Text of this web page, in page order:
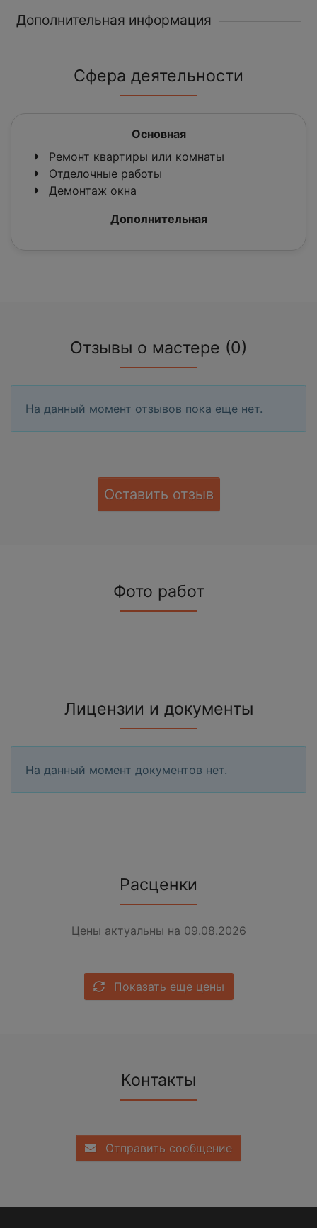
Дополнительная информация
Сфера деятельности
Основная
Ремонт квартиры или комнаты
Отделочные работы
Демонтаж окна
Дополнительная
Отзывы о мастере (0)
На данный момент отзывов пока еще нет.
Оставить отзыв
Фото работ
Лицензии и документы
На данный момент документов нет.
Расценки
Цены актуальны на 09.08.2026
Показать еще цены
Контакты
Отправить сообщение